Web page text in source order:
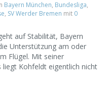
Bayern München, Bundesliga,
, SV Werder Bremen mit 0
auf Stabilität, Bayern
Unterstützung am oder
Flügel. Mit seiner
liegt Kohfeldt eigentlich nicht